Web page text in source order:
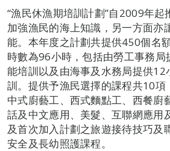
“漁民休漁期培訓計劃”自2009年起
加強漁民的海上知識，另一方面亦
能。本年度之計劃共提供450個名
時數為96小時，包括由勞工事務局
能培訓以及由海事及水務局提供12
訓。提供予漁民選擇的課程共10項
中式廚藝工、西式麵點工、西餐廚
話及中文應用、美髮、互聯網應用
及首次加入計劃之旅遊接待技巧及
安全及長幼照護課程。